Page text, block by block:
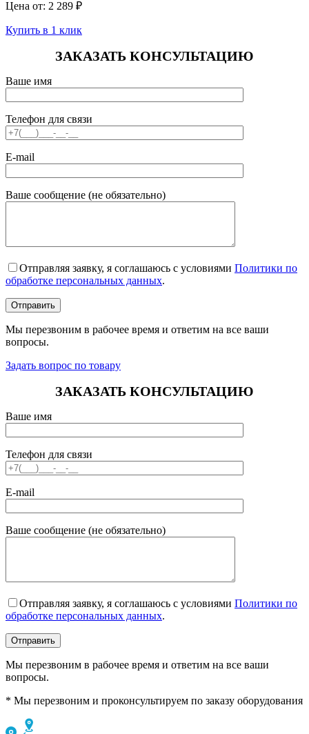
Цена от: 2 289 ₽
Купить в 1 клик
ЗАКАЗАТЬ КОНСУЛЬТАЦИЮ
Ваше имя
Телефон для связи
E-mail
Ваше сообщение (не обязательно)
Отправляя заявку, я соглашаюсь с условиями Политики по
обработке персональных данных.
Мы перезвоним в рабочее время и ответим на все ваши
вопросы.
Задать вопрос по товару
ЗАКАЗАТЬ КОНСУЛЬТАЦИЮ
Ваше имя
Телефон для связи
E-mail
Ваше сообщение (не обязательно)
Отправляя заявку, я соглашаюсь с условиями Политики по
обработке персональных данных.
Мы перезвоним в рабочее время и ответим на все ваши
вопросы.
* Мы перезвоним и проконсультируем по заказу оборудования